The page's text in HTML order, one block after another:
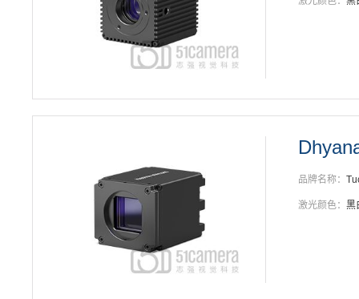
品牌名称：
激光颜色： 黑